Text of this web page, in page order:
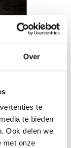
Over
te
te bieden
Ook delen we
met onze